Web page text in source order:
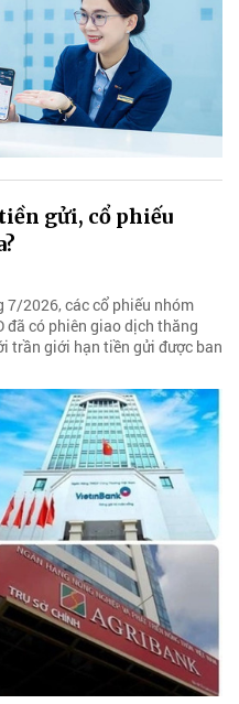
gửi, cổ phiếu
7/2026, các cổ phiếu nhóm
đã có phiên giao dịch thăng
trần giới hạn tiền gửi được ban